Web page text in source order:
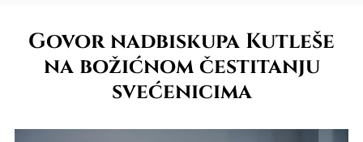
Govor nadbiskupa Kutleše
na božićnom čestitanju
svećenicima